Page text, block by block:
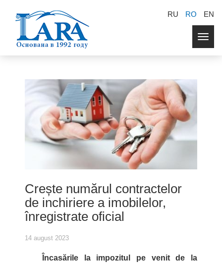
RU RO EN
Crește numărul contractelor
de inchiriere a imobilelor,
înregistrate oficial
14 august 2023
Încasările la impozitul pe venit de la